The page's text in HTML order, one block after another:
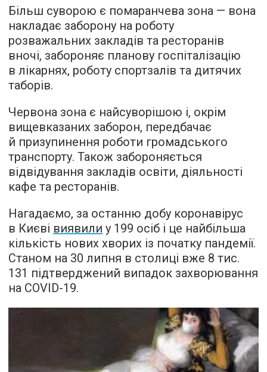
Більш суворою є помаранчева зона — вона
накладає заборону на роботу
розважальних закладів та ресторанів
вночі, забороняє планову госпіталізацію
в лікарнях, роботу спортзалів та дитячих
таборів.
Червона зона є найсуворішою і, окрім
вищевказаних заборон, передбачає
й призупинення роботи громадського
транспорту. Також забороняється
відвідування закладів освіти, діяльності
кафе та ресторанів.
Нагадаємо, за останню добу коронавірус
в Києві виявили у 199 осіб і це найбільша
кількість нових хворих із початку пандемії.
Станом на 30 липня в столиці вже 8 тис.
131 підтверджений випадок захворювання
на COVID-19.